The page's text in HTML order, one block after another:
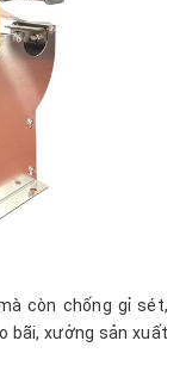
còn chống gỉ sét,
bãi, xưởng sản xuất